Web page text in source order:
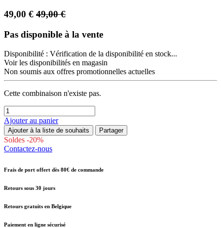
49,00 € 49,00€
Pas disponible à la vente
Disponibilité : Vérification de la disponibilité en stock...
Voir les disponibilités en magasin
Non soumis aux offres promotionnelles actuelles
Cette combinaison n'existe pas.
Ajouter au panier
Ajouter à la liste de souhaits Partager
Soldes -20%
Contactez-nous
Frais de port offert dès 80€ de commande
Retours sous 30 jours
Retours gratuits en Belgique
Paiement en ligne sécurisé